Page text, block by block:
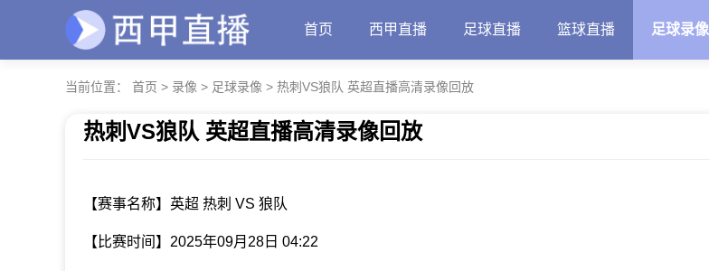
首页 西甲直播 足球直播 篮球直播 足球录像
当前位置： 首页 > 录像 > 足球录像 > 热刺VS狼队 英超直播高清录像回放
热刺VS狼队 英超直播高清录像回放
【赛事名称】英超 热刺 VS 狼队
【比赛时间】2025年09月28日 04:22